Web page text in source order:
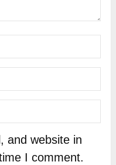
and website in
I comment.